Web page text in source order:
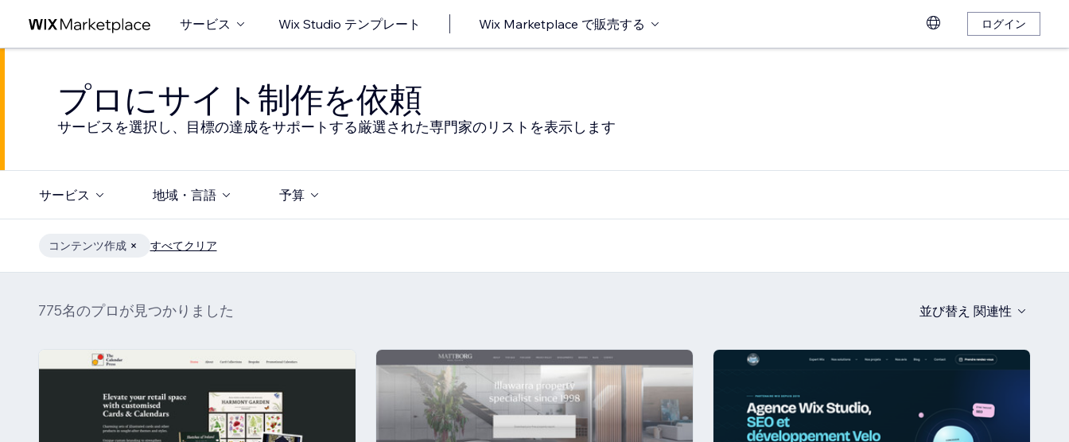
サービス Wix Studio テンプレート Wix Marketplace で販売する ログイン
プロにサイト制作を依頼
サービスを選択し、目標の達成をサポートする厳選された専門家のリストを表示します
サービス 地域・言語 予算
コンテンツ作成 すべてクリア
775名のプロが見つかりました 並び替え 関連性